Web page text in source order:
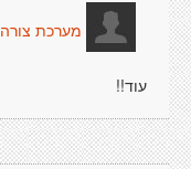
מערכת צורה
עוד!!